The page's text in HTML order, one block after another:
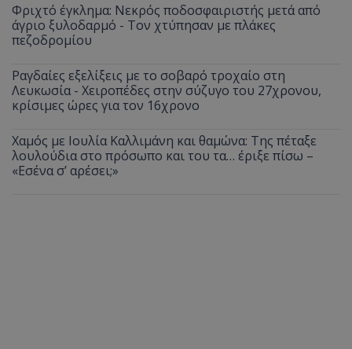
Φριχτό έγκλημα: Νεκρός ποδοσφαιριστής μετά από
άγριο ξυλοδαρμό - Τον χτύπησαν με πλάκες
πεζοδρομίου
Ραγδαίες εξελίξεις με το σοβαρό τροχαίο στη
Λευκωσία - Χειροπέδες στην σύζυγο του 27χρονου,
κρίσιμες ώρες για τον 16χρονο
Χαμός με Ιουλία Καλλιμάνη και θαμώνα: Της πέταξε
λουλούδια στο πρόσωπο και του τα… έριξε πίσω –
«Εσένα σ’ αρέσει;»